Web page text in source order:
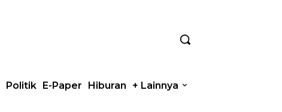
Politik E-Paper Hiburan + Lainnya